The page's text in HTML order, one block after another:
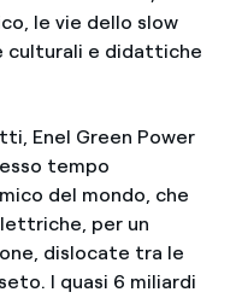
le vie dello slow
culturali e didattiche
Enel Green Power
tempo
del mondo, che
per un
dislocate tra le
I quasi 6 miliardi